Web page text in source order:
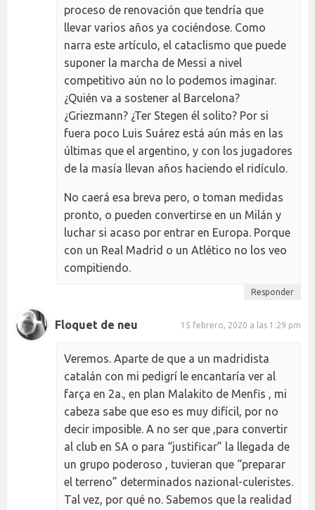
proceso de renovación que tendría que
llevar varios años ya cociéndose. Como
narra este artículo, el cataclismo que puede
suponer la marcha de Messi a nivel
competitivo aún no lo podemos imaginar.
¿Quién va a sostener al Barcelona?
¿Griezmann? ¿Ter Stegen él solito? Por si
fuera poco Luis Suárez está aún más en las
últimas que el argentino, y con los jugadores
de la masía llevan años haciendo el ridículo.
No caerá esa breva pero, o toman medidas
pronto, o pueden convertirse en un Milán y
luchar si acaso por entrar en Europa. Porque
con un Real Madrid o un Atlético no los veo
compitiendo.
Responder
Floquet de neu 15 febrero, 2020 a las 1:29 pm
Veremos. Aparte de que a un madridista
catalán con mi pedigrí le encantaría ver al
farça en 2a., en plan Malakito de Menfis , mi
cabeza sabe que eso es muy difícil, por no
decir imposible. A no ser que ,para convertir
al club en SA o para “justificar” la llegada de
un grupo poderoso , tuvieran que “preparar
el terreno” determinados nazional-culeristes.
Tal vez, por qué no. Sabemos que la realidad